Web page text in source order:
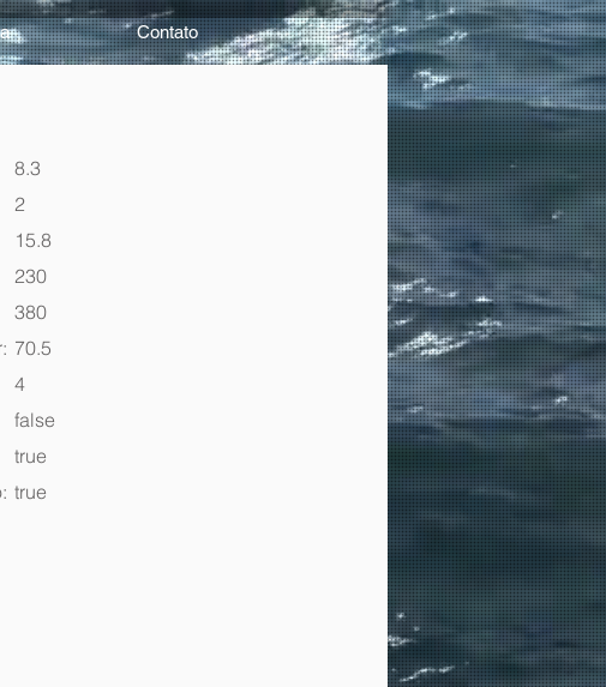
Contato
8.3
2
15.8
230
380
70.5
4
false
true
true